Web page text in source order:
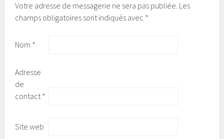
Votre adresse de messagerie ne sera pas publiée. Les
champs obligatoires sont indiqués avec *
Nom *
Adresse
de
contact *
Site web